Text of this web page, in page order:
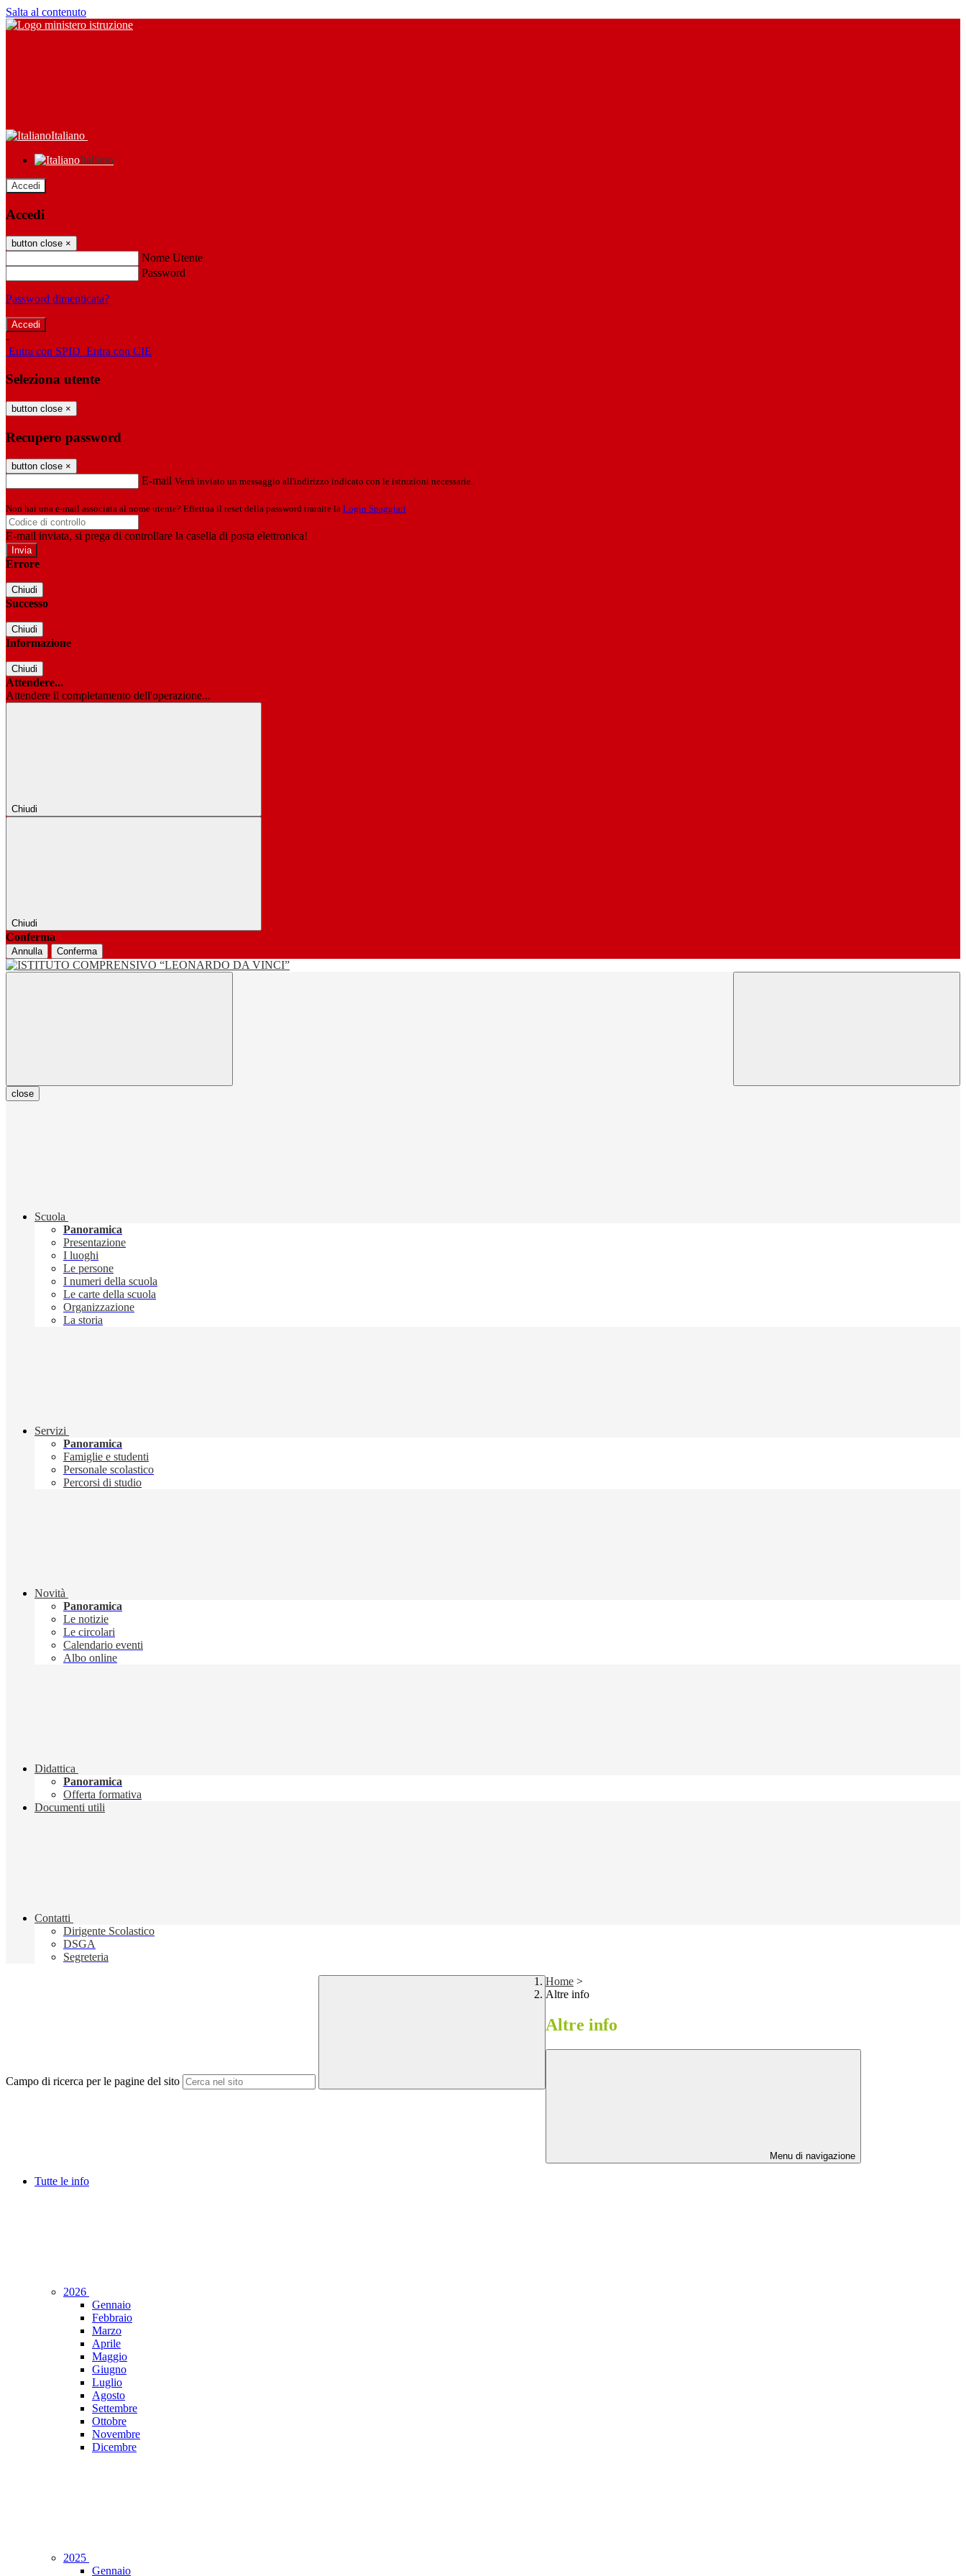
Salta al contenuto
Italiano
Italiano
Accedi
Accedi
button close ×
Nome Utente
Password
Password dimenticata?
-
Entra con SPID Entra con CIE
Seleziona utente
button close ×
Recupero password
button close ×
E-mail Verrà inviato un messaggio all'indirizzo indicato con le istruzioni necessarie.
Non hai una e-mail associata al nome utente? Effettua il reset della password tramite la Login Spaggiari
E-mail inviata, si prega di controllare la casella di posta elettronica!
Errore
Chiudi
Successo
Chiudi
Informazione
Chiudi
Attendere...
Attendere il completamento dell'operazione...
Chiudi
Chiudi
Conferma
Annulla Conferma
close
Scuola
Panoramica
Presentazione
I luoghi
Le persone
I numeri della scuola
Le carte della scuola
Organizzazione
La storia
Servizi
Panoramica
Famiglie e studenti
Personale scolastico
Percorsi di studio
Novità
Panoramica
Le notizie
Le circolari
Calendario eventi
Albo online
Didattica
Panoramica
Offerta formativa
Documenti utili
Contatti
Dirigente Scolastico
DSGA
Segreteria
Campo di ricerca per le pagine del sito
Home >
Altre info
Altre info
Menu di navigazione
Tutte le info
2026
Gennaio
Febbraio
Marzo
Aprile
Maggio
Giugno
Luglio
Agosto
Settembre
Ottobre
Novembre
Dicembre
2025
Gennaio